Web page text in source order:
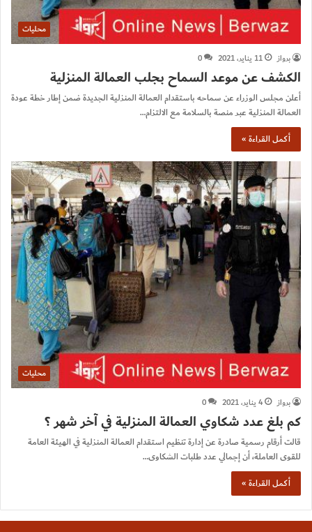
محليات
برواز
11 يناير، 2021 0
الكشف عن موعد السماح بجلب العمالة المنزلية
أعلن مجلس الوزراء عن سماحه باستقدام العمالة المنزلية الجديدة ضمن إطار خطة عودة
العمالة المنزلية عبر منصة بالسلامة مع الالتزام…
أكمل القراءة »
محليات
برواز
4 يناير، 2021 0
كم بلغ عدد شكاوي العمالة المنزلية في آخر شهر ؟
قالت أرقام رسمية صادرة عن إدارة تنظيم استقدام العمالة المنزلية في الهيئة العامة
للقوى العاملة، أن إجمالي عدد طلبات الشكاوى…
أكمل القراءة »